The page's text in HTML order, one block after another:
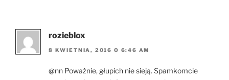
rozieblox
8 KWIETNIA, 2016 O 6:46 AM
@nn Poważnie, głupich nie sieją. Spamkomcie